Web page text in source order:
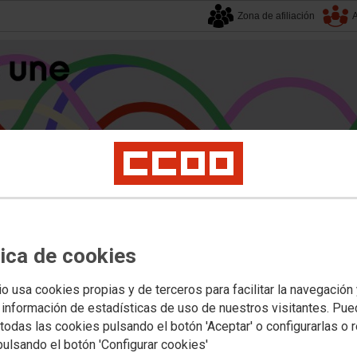
de cookies
usa cookies propias y de terceros para facilitar la navegación
de estadísticas de uso de nuestros visitantes.
las cookies pulsando el botón 'Aceptar' o configurarlas o
el botón 'Configurar cookies'
Zona de afiliación
Universidad Privada Política Educativa
Becas, ayudas y alumnado
a las escuelas de música